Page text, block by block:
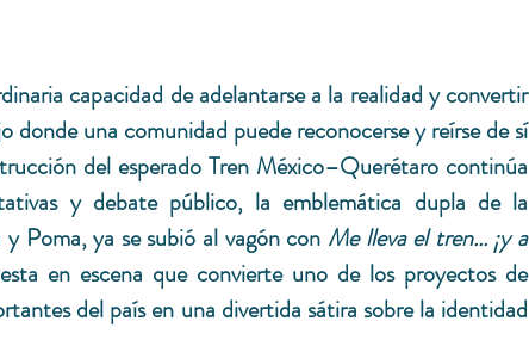
capacidad de adelantarse a la realidad y convertir
donde una comunidad puede reconocerse y reírse de sí
del esperado Tren México–Querétaro continúa
y debate público, la emblemática dupla de la
Poma, ya se subió al vagón con Me lleva el tren... ¡y a
en escena que convierte uno de los proyectos de
del país en una divertida sátira sobre la identidad